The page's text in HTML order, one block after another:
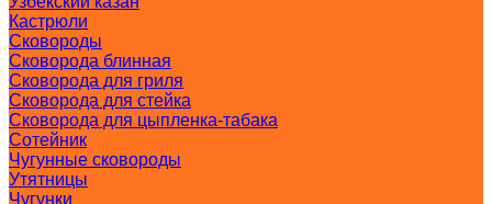
Кастрюли
Сковороды
Сковорода блинная
Сковорода для гриля
Сковорода для стейка
Сковорода для цыпленка-табака
Сотейник
Чугунные сковороды
Утятницы
Чугунки